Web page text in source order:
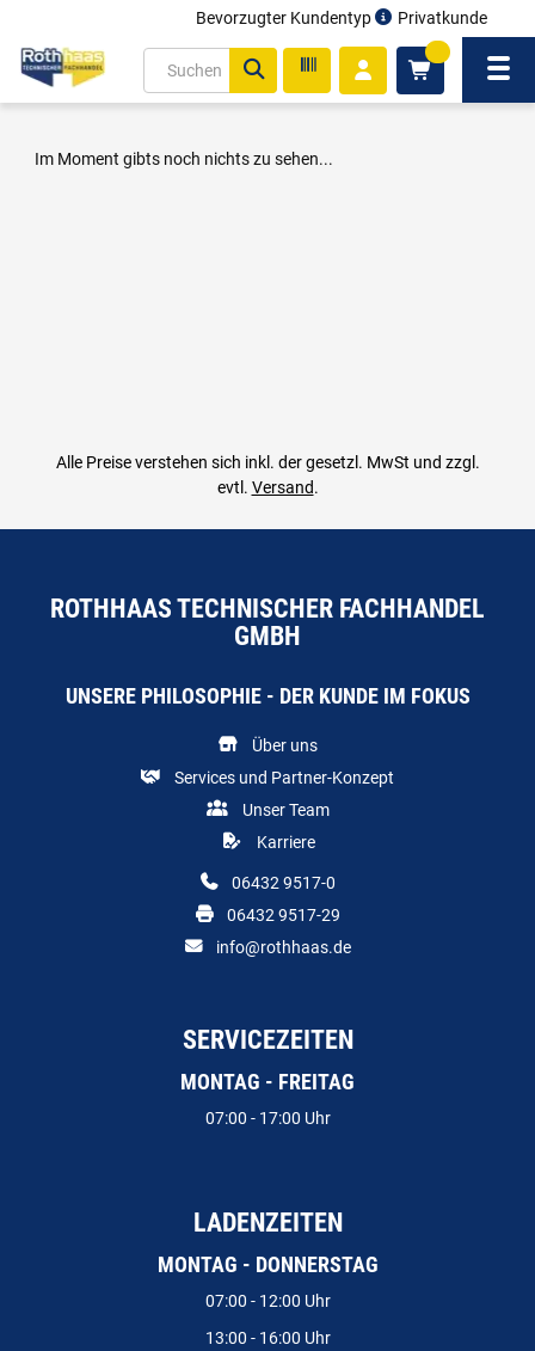
Bevorzugter Kundentyp Privatkunde
Im Moment gibts noch nichts zu sehen...
Alle Preise verstehen sich inkl. der gesetzl. MwSt und zzgl.
evtl. Versand.
ROTHHAAS TECHNISCHER FACHHANDEL
GMBH
UNSERE PHILOSOPHIE - DER KUNDE IM FOKUS
Über uns
Services und Partner-Konzept
Unser Team
Karriere
06432 9517-0
06432 9517-29
info@rothhaas.de
SERVICEZEITEN
MONTAG - FREITAG
07:00 - 17:00 Uhr
LADENZEITEN
MONTAG - DONNERSTAG
07:00 - 12:00 Uhr
13:00 - 16:00 Uhr